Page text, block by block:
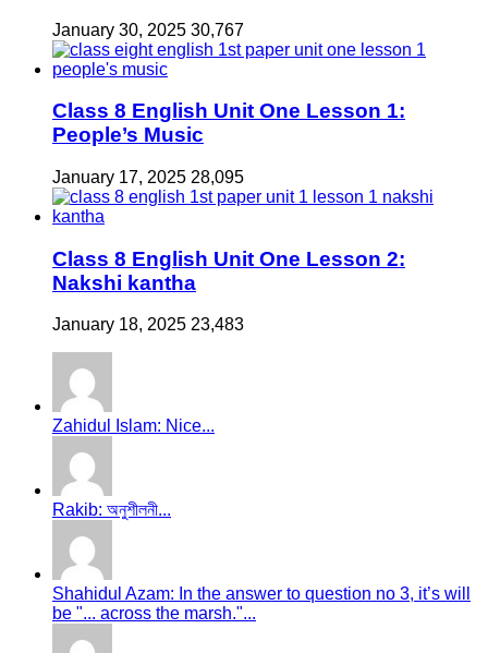
January 30, 2025 30,767
Class 8 English Unit One Lesson 1:
People’s Music
January 17, 2025 28,095
Class 8 English Unit One Lesson 2:
Nakshi kantha
January 18, 2025 23,483
Zahidul Islam: Nice...
Rakib: অনুশীলনী...
Shahidul Azam: In the answer to question no 3, it’s will
be "... across the marsh."...